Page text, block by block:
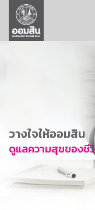
ลูกค้าธุรกิจ
ลูกค้าผู้ประกอบร
การพัฒนาที่ยั่ง
ข่าวสาร
บริการทางการ
อื่นๆ
วางใจให้ออมสิน
ดูแลความสุขของ